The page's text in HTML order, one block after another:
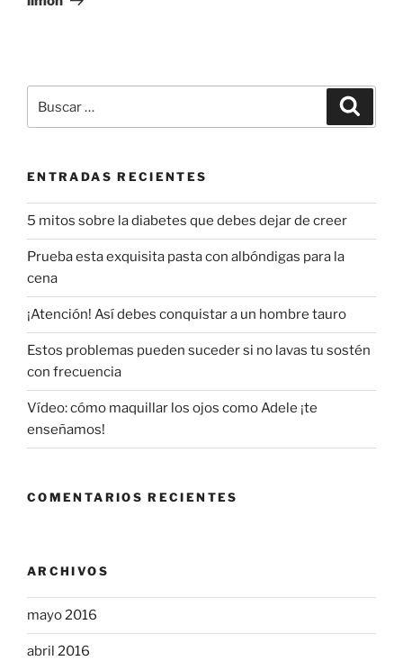
por:
ENTRADAS RECIENTES
5 mitos sobre la diabetes que debes dejar de creer
Prueba esta exquisita pasta con albóndigas para la
cena
¡Atención! Así debes conquistar a un hombre tauro
Estos problemas pueden suceder si no lavas tu sostén
con frecuencia
Vídeo: cómo maquillar los ojos como Adele ¡te
enseñamos!
COMENTARIOS RECIENTES
ARCHIVOS
mayo 2016
abril 2016